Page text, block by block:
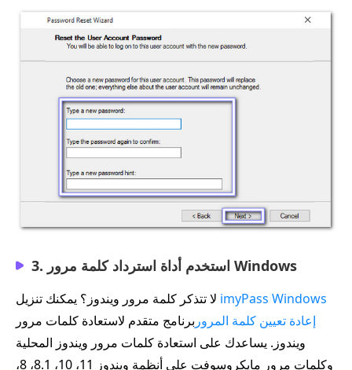
3. استخدم أداة استرداد كلمة مرور Windows
imyPass Windows
إعادة تعيين كلمة المرور برنامج متقدم لاستعادة كلمات مرور
ويندوز. يساعدك على استعادة كلمات مرور ويندوز المحلية
وكلمات مرور مايكروسوفت على أنظمة ويندوز 11، 10، 8.1، 8،